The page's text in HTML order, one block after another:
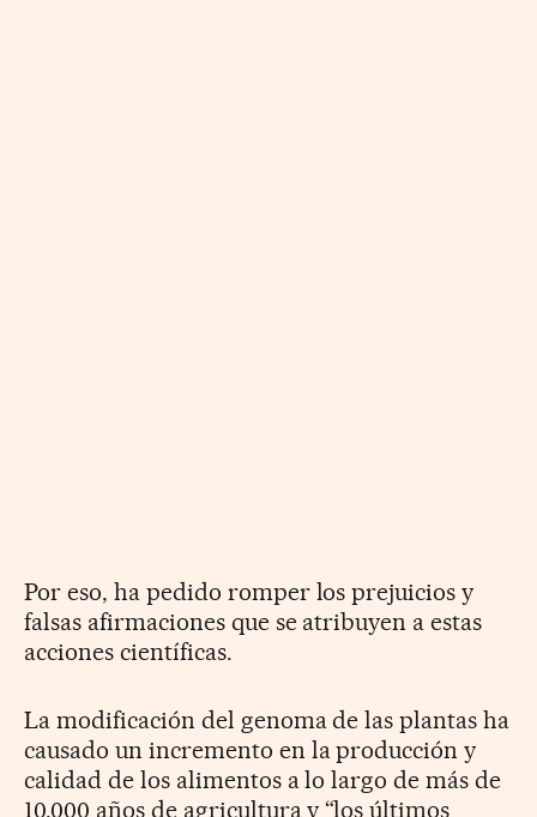
Por eso, ha pedido romper los prejuicios y
falsas afirmaciones que se atribuyen a estas
acciones científicas.
La modificación del genoma de las plantas ha
causado un incremento en la producción y
calidad de los alimentos a lo largo de más de
10.000 años de agricultura y “los últimos